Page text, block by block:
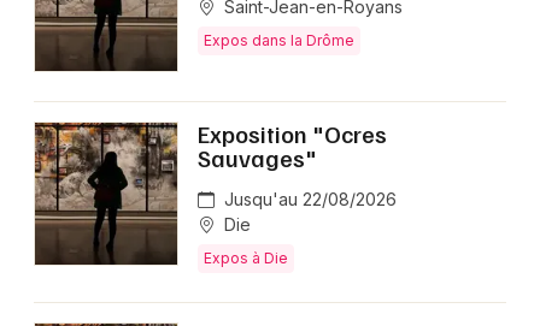
Saint-Jean-en-Royans
Expos dans la Drôme
Exposition "Ocres
Sauvages"
Jusqu'au 22/08/2026
Die
Expos à Die